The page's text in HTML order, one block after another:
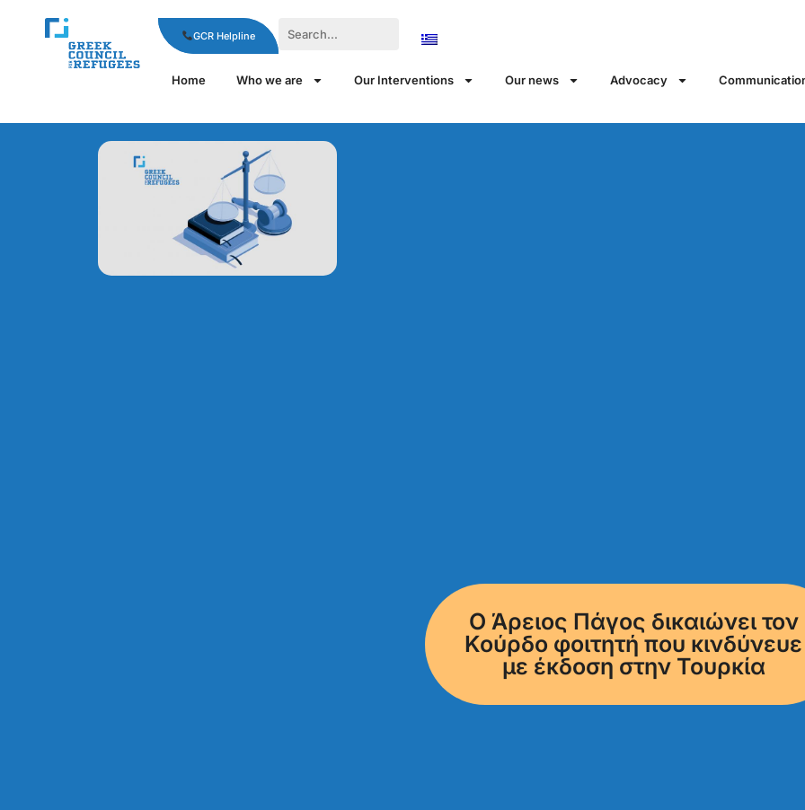
GCR Helpline
Home Who we are Our Interventions Our news Αdvocacy
Ο Άρειος Πάγος δικαιώνει τον
Κούρδο φοιτητή που κινδύνευε
με έκδοση στην Τουρκία